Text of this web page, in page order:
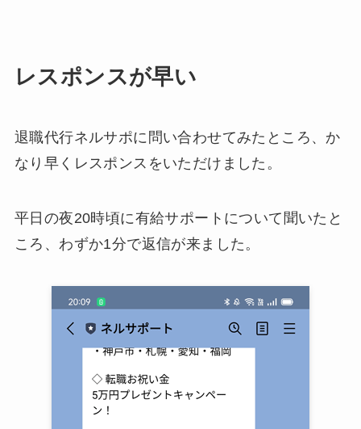
レスポンスが早い
退職代行ネルサポに問い合わせてみたところ、か
なり早くレスポンスをいただけました。
平日の夜20時頃に有給サポートについて聞いたと
ころ、わずか1分で返信が来ました。